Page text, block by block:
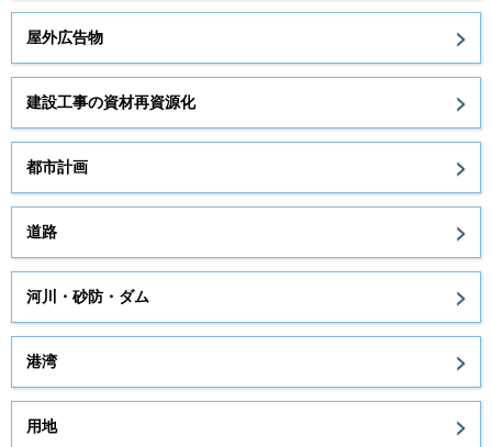
屋外広告物
建設工事の資材再資源化
都市計画
道路
河川・砂防・ダム
港湾
用地